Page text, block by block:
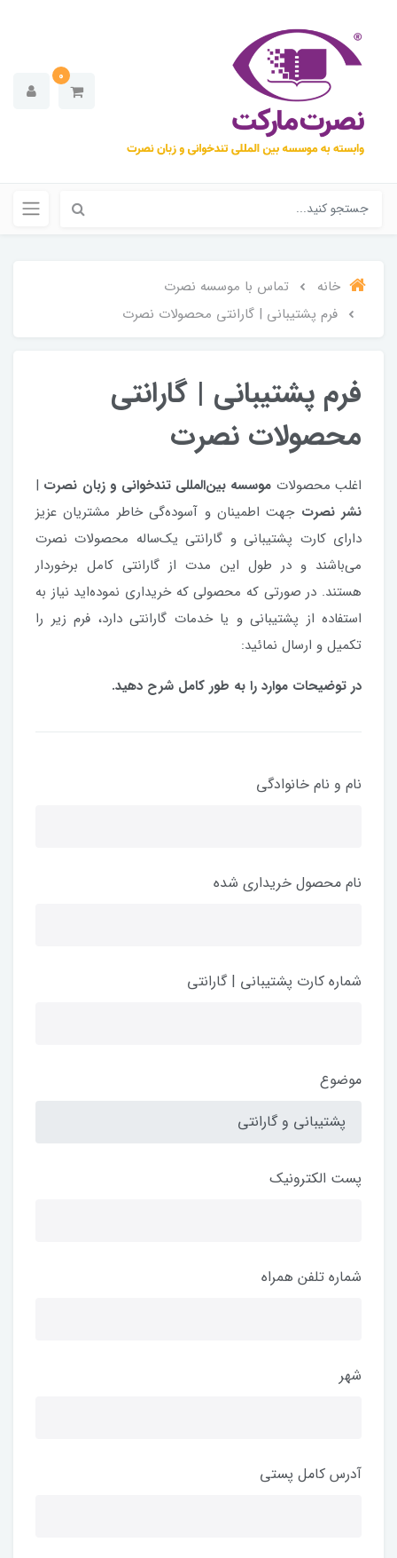
0
خانه
تماس با موسسه نصرت
فرم پشتیبانی | گارانتی محصولات نصرت
فرم پشتیبانی | گارانتی
محصولات نصرت
اغلب محصولات موسسه بین‌المللی تندخوانی و زبان نصرت |
نشر نصرت جهت اطمینان و آسوده‌گی خاطر مشتریان عزیز
دارای کارت پشتیبانی و گارانتی یک‌ساله محصولات نصرت
می‌باشند و در طول این مدت از گارانتی کامل برخوردار
هستند. در صورتی که محصولی که خریداری نموده‌اید نیاز به
استفاده از پشتیبانی و یا خدمات گارانتی دارد، فرم زیر را
تکمیل و ارسال نمائید:
در توضیحات موارد را به طور کامل شرح دهید.
نام و نام خانوادگی
نام محصول خریداری شده
شماره کارت پشتیبانی | گارانتی
موضوع
پست الکترونیک
شماره تلفن همراه
شهر
آدرس کامل پستی